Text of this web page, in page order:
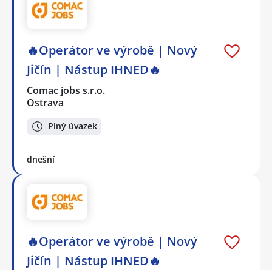
🔥Operátor ve výrobě | Nový
Jičín | Nástup IHNED🔥
Comac jobs s.r.o.
Ostrava
Plný úvazek
dnešní
🔥Operátor ve výrobě | Nový
Jičín | Nástup IHNED🔥